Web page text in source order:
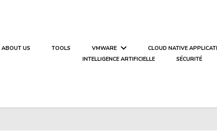
ABOUT US TOOLS VMWARE CLOUD NATIVE
INTELLIGENCE ARTIFICIELLE
SÉCURITÉ